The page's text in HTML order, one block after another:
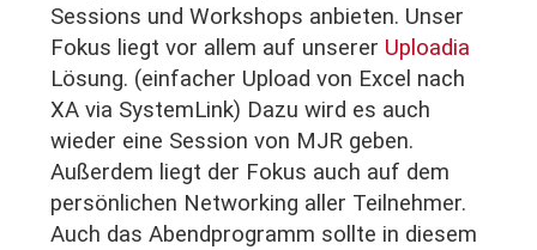
Sessions und Workshops anbieten. Unser
Fokus liegt vor allem auf unserer Uploadia
Lösung. (einfacher Upload von Excel nach
XA via SystemLink) Dazu wird es auch
wieder eine Session von MJR geben.
Außerdem liegt der Fokus auch auf dem
persönlichen Networking aller Teilnehmer.
Auch das Abendprogramm sollte in diesem